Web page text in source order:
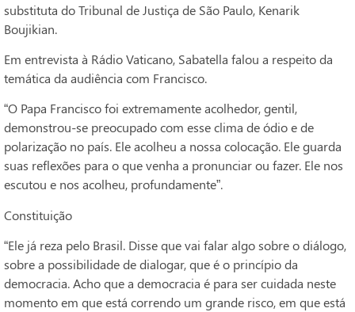
substituta do Tribunal de Justiça de São Paulo, Kenarik
Boujikian.
Em entrevista à Rádio Vaticano, Sabatella falou a respeito da
temática da audiência com Francisco.
“O Papa Francisco foi extremamente acolhedor, gentil,
demonstrou-se preocupado com esse clima de ódio e de
polarização no país. Ele acolheu a nossa colocação. Ele guarda
suas reflexões para o que venha a pronunciar ou fazer. Ele nos
escutou e nos acolheu, profundamente”.
Constituição
“Ele já reza pelo Brasil. Disse que vai falar algo sobre o diálogo,
sobre a possibilidade de dialogar, que é o princípio da
democracia. Acho que a democracia é para ser cuidada neste
momento em que está correndo um grande risco, em que está